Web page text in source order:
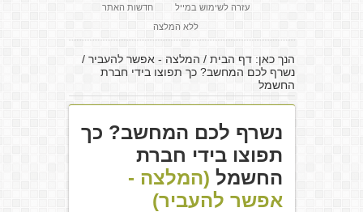
עזרה לשימוש במייל
חדשות האתר
ללא המלצה
הנך כאן:דף הבית / המלצה - אפשר להעביר /
נשרף לכם המחשב? כך תפוצו בידי חברת
החשמל
נשרף לכם המחשב? כך
תפוצו בידי חברת
החשמל (המלצה -
אפשר להעביר)